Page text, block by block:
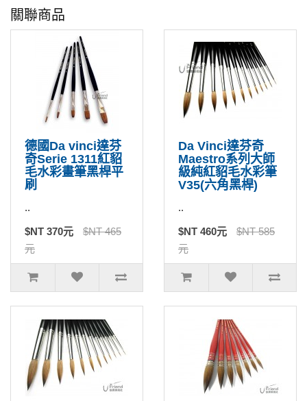
關聯商品
德國Da vinci達芬
奇Serie 1311紅貂
毛水彩畫筆黑桿平
刷
..
$NT 370元
$NT 465
元
Da Vinci達芬奇
Maestro系列大師
級純紅貂毛水彩筆
V35(六角黑桿)
..
$NT 460元
$NT 585
元